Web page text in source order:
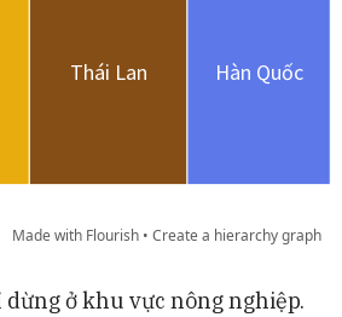
ở khu vực nông nghiệp.